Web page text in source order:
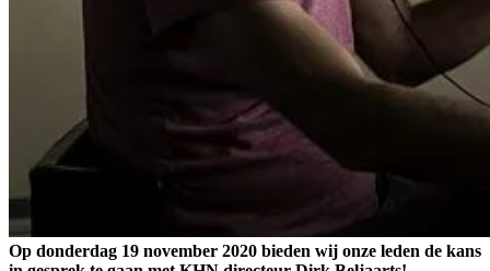
Op donderdag 19 november 2020 bieden wij onze leden de kans